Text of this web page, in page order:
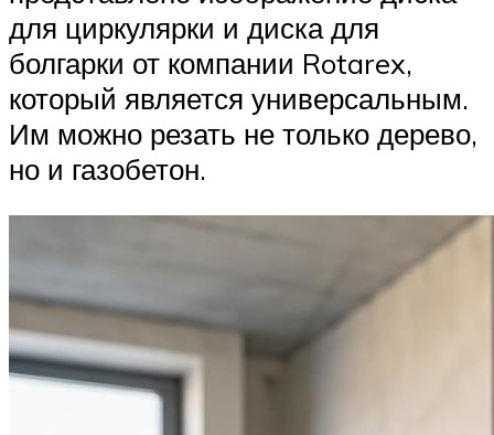
для циркулярки и диска для
болгарки от компании Rotarex,
который является универсальным.
Им можно резать не только дерево,
но и газобетон.